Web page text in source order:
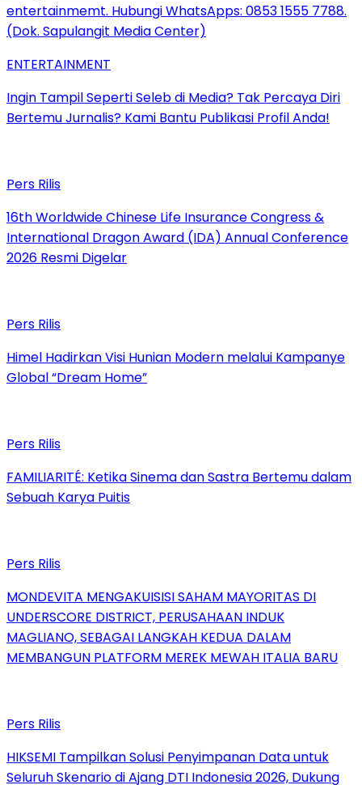
ENTERTAINMENT
Ingin Tampil Seperti Seleb di Media? Tak Percaya Diri
Bertemu Jurnalis? Kami Bantu Publikasi Profil Anda!
Pers Rilis
16th Worldwide Chinese Life Insurance Congress &
International Dragon Award (IDA) Annual Conference
2026 Resmi Digelar
Pers Rilis
Himel Hadirkan Visi Hunian Modern melalui Kampanye
Global “Dream Home”
Pers Rilis
FAMILIARITÉ: Ketika Sinema dan Sastra Bertemu dalam
Sebuah Karya Puitis
Pers Rilis
MONDEVITA MENGAKUISISI SAHAM MAYORITAS DI
UNDERSCORE DISTRICT, PERUSAHAAN INDUK
MAGLIANO, SEBAGAI LANGKAH KEDUA DALAM
MEMBANGUN PLATFORM MEREK MEWAH ITALIA BARU
Pers Rilis
HIKSEMI Tampilkan Solusi Penyimpanan Data untuk
Seluruh Skenario di Ajang DTI Indonesia 2026, Dukung